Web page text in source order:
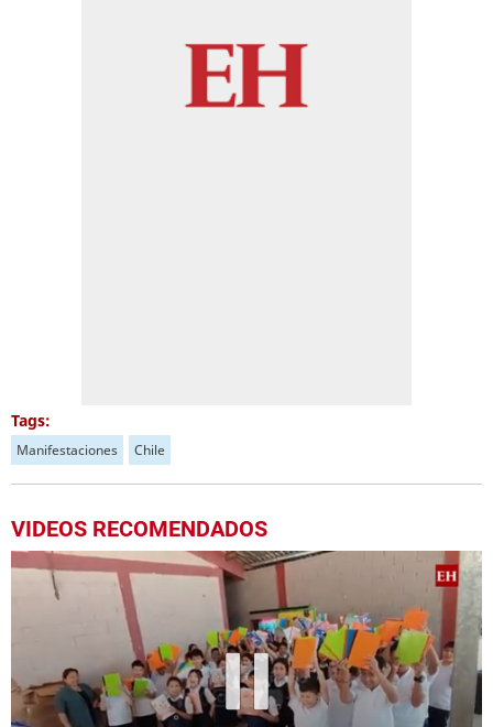
Tags:
Manifestaciones Chile
VIDEOS RECOMENDADOS